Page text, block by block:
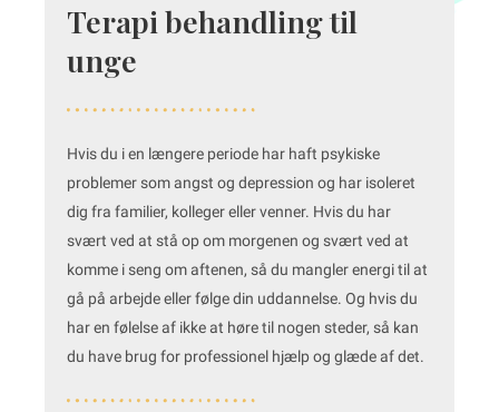
Terapi behandling til
unge
Hvis du i en længere periode har haft psykiske
problemer som angst og depression og har isoleret
dig fra familier, kolleger eller venner. Hvis du har
svært ved at stå op om morgenen og svært ved at
komme i seng om aftenen, så du mangler energi til at
gå på arbejde eller følge din uddannelse. Og hvis du
har en følelse af ikke at høre til nogen steder, så kan
du have brug for professionel hjælp og glæde af det.